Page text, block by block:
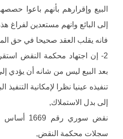
البيع وإقرارهم بأنهم باعوا
إلى البائع وانهم مستعدين
فانه يقلب العقد صحيحا في حق
2- إن اجتهاد محكمة النقض
بعد البيع ليس من شانه أن يؤدي
تنفيذه عينيا نظرا لإمكانية
إلى بدل الاستملاك,
سجلات محكمة النقض,